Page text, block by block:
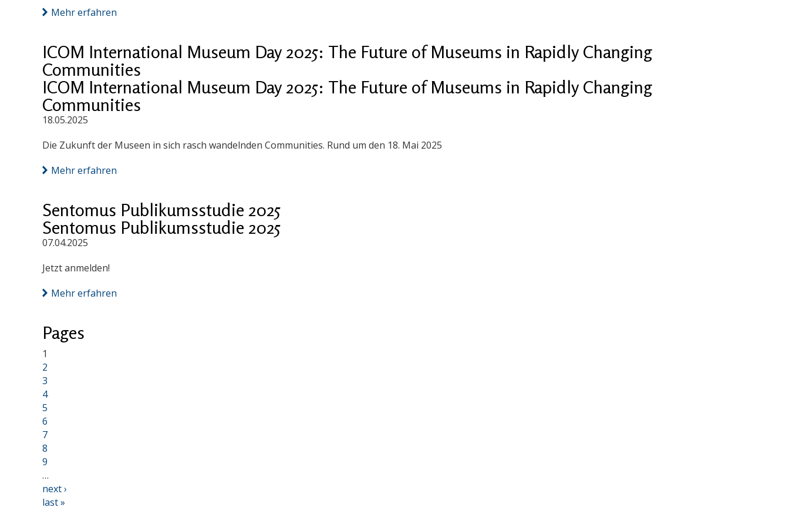
Mehr erfahren
ICOM International Museum Day 2025: The Future of Museums in Rapidly Changing
Communities
ICOM International Museum Day 2025: The Future of Museums in Rapidly Changing
Communities
18.05.2025
Die Zukunft der Museen in sich rasch wandelnden Communities. Rund um den 18. Mai 2025
Mehr erfahren
Sentomus Publikumsstudie 2025
Sentomus Publikumsstudie 2025
07.04.2025
Jetzt anmelden!
Mehr erfahren
Pages
1
2
3
4
5
6
7
8
9
…
next ›
last »